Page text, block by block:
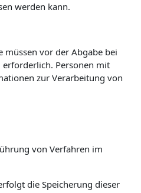
werden kann.
vor der Abgabe bei
erforderlich. Personen mit
zur Verarbeitung von
von Verfahren im
die Speicherung dieser